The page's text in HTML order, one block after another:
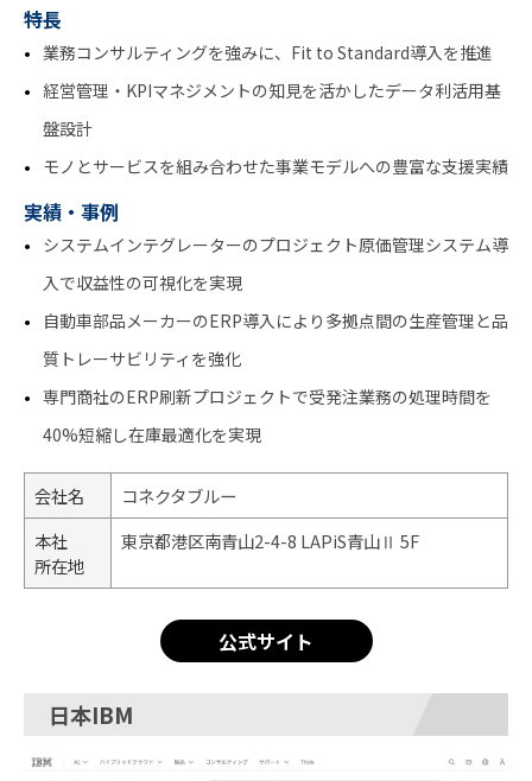
特長
業務コンサルティングを強みに、Fit to Standard導入を推進
経営管理・KPIマネジメントの知見を活かしたデータ利活用基
盤設計
モノとサービスを組み合わせた事業モデルへの豊富な支援実績
実績・事例
システムインテグレーターのプロジェクト原価管理システム導
入で収益性の可視化を実現
自動車部品メーカーのERP導入により多拠点間の生産管理と品
質トレーサビリティを強化
専門商社のERP刷新プロジェクトで受発注業務の処理時間を
40%短縮し在庫最適化を実現
会社名
コネクタブルー
本社
所在地
東京都港区南青山2-4-8 LAPiS青山Ⅱ 5F
公式サイト
日本IBM